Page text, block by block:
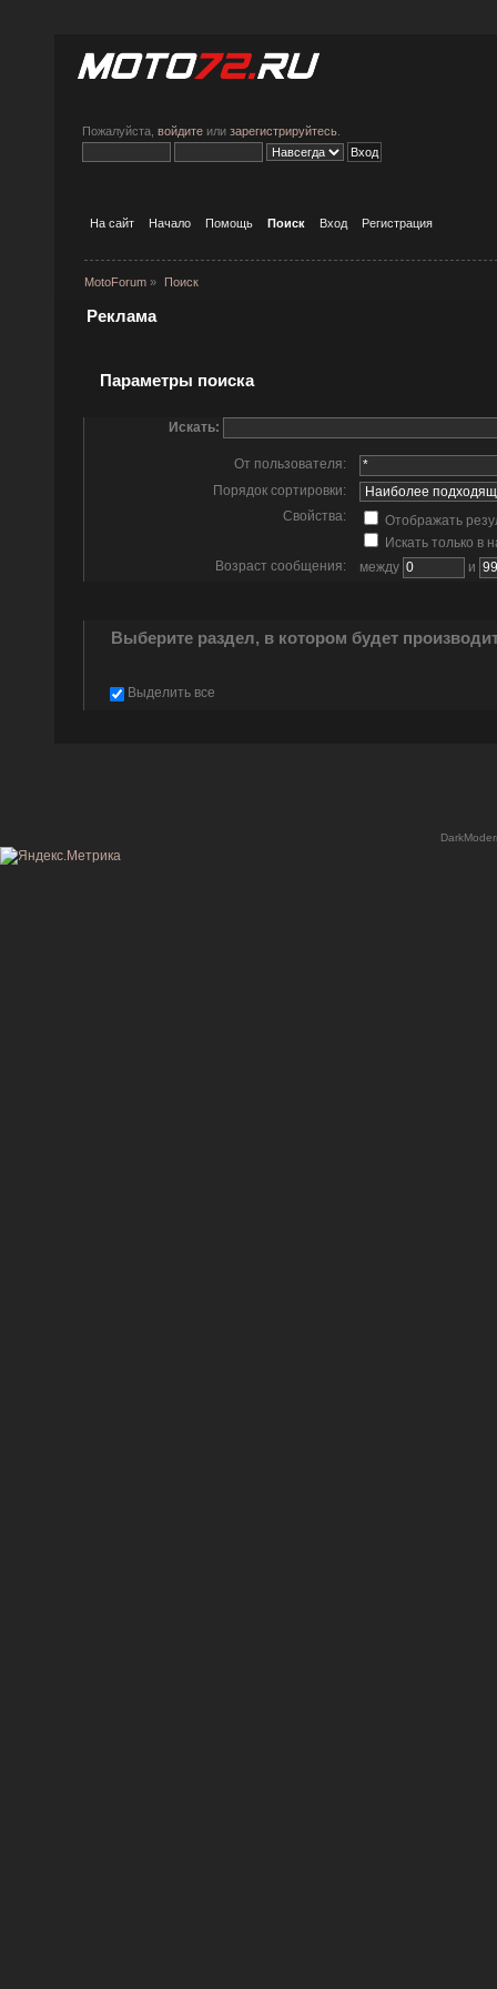
Пожалуйста, войдите или зарегистрируйтесь
На сайт Начало Помощь Поиск Вход Регистрация
MotoForum » Поиск
Реклама
Параметры поиска
Искать:
От пользователя:
Порядок сортировки:
Свойства:
Отображать
Искать только в
Возраст сообщения:
между и
Выберите раздел, в котором будет
Выделить все